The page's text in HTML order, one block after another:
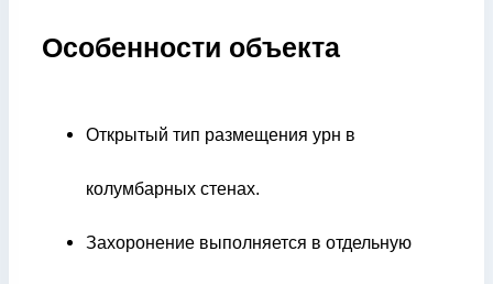
Особенности объекта
Открытый тип размещения урн в
колумбарных стенах.
Захоронение выполняется в отдельную